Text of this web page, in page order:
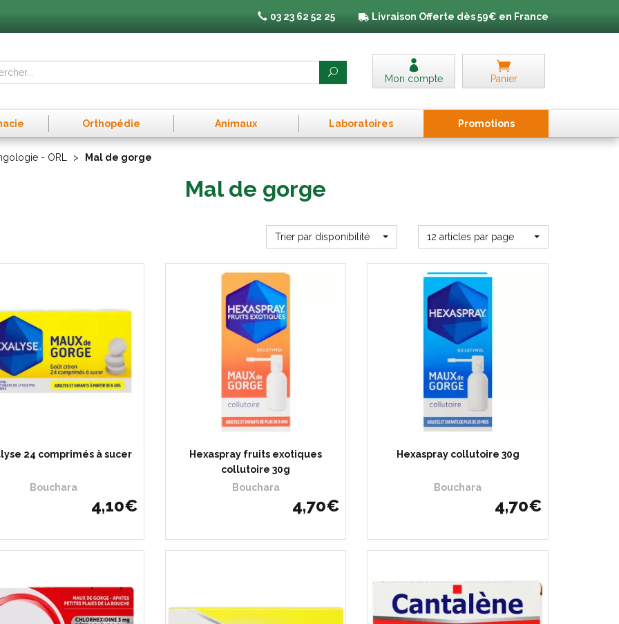
03 23 62 52 25 Livraison Offerte dès 59€ en France
Mon compte Panier
Orthopédie Animaux Laboratoires Promotions
- ORL Mal de gorge
Mal de gorge
Trier par disponibilité 12 articles par page
24 comprimés à sucer
Bouchara
4,10€
Hexaspray fruits exotiques
collutoire 30g
Bouchara
4,70€
Hexaspray collutoire 30g
Bouchara
4,70€